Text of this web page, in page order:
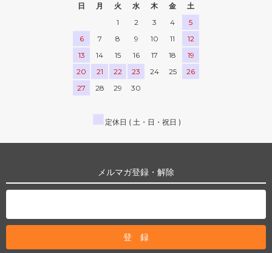
日
月 火 水 木 金
土
1
2 3 4
5
6
7 8 9 10 11
12
13
14 15 16 17 18
19
20
21 22 23 24 25
26
27
28 29 30
■ 定休日 ( 土・日・祝日 )
メルマガ登録・解除